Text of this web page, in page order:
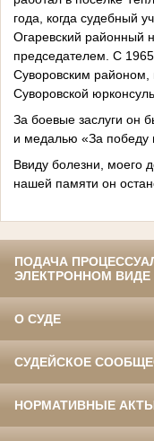
года, когда судебный
Огаревский районный
председателем. С
Суворовским районом,
Суворовской
За боевые заслуги он
и медалью «За победу
Ввиду болезни, моего
нашей памяти он
ПОДАЧА
ЭЛЕКТРОННОМ ВИДЕ
О СУДЕ
СУДЕЙСКОЕ
НОРМАТИВНЫЕ